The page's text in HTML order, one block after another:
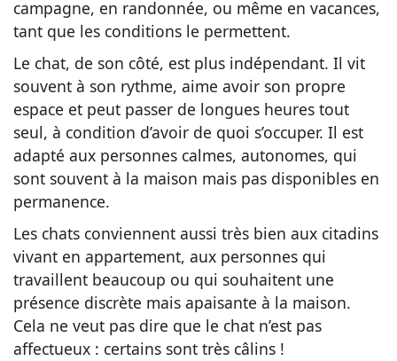
campagne, en randonnée, ou même en vacances,
tant que les conditions le permettent.
Le chat, de son côté, est plus indépendant. Il vit
souvent à son rythme, aime avoir son propre
espace et peut passer de longues heures tout
seul, à condition d’avoir de quoi s’occuper. Il est
adapté aux personnes calmes, autonomes, qui
sont souvent à la maison mais pas disponibles en
permanence.
Les chats conviennent aussi très bien aux citadins
vivant en appartement, aux personnes qui
travaillent beaucoup ou qui souhaitent une
présence discrète mais apaisante à la maison.
Cela ne veut pas dire que le chat n’est pas
affectueux : certains sont très câlins !